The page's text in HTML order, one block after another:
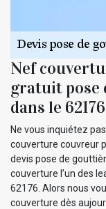
Nef
gratuit pose
dans le
Ne vous inquiétez
couverture couvreur
devis pose de
couverture l’un des
62176. Alors nous
couverture dès